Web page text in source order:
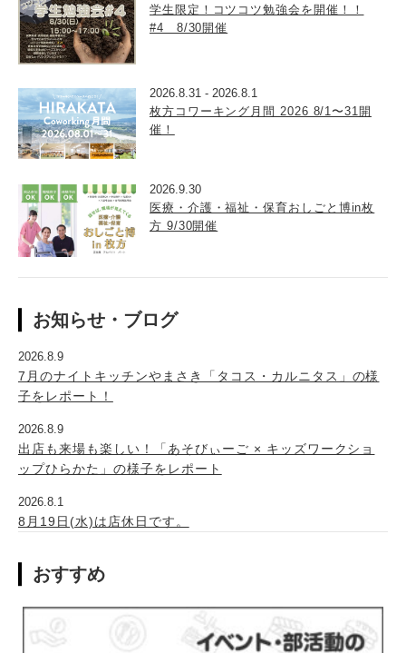
学生限定！コツコツ勉強会を開催！！
#4 8/30開催
2026.8.31 - 2026.8.1
枚方コワーキング月間 2026 8/1〜31開
催！
2026.9.30
医療・介護・福祉・保育おしごと博in枚
方 9/30開催
お知らせ・ブログ
2026.8.9
7月のナイトキッチンやまさき「タコス・カルニタス」の様
子をレポート！
2026.8.9
出店も来場も楽しい！「あそびぃーご × キッズワークショ
ップひらかた」の様子をレポート
2026.8.1
8月19日(水)は店休日です。
おすすめ